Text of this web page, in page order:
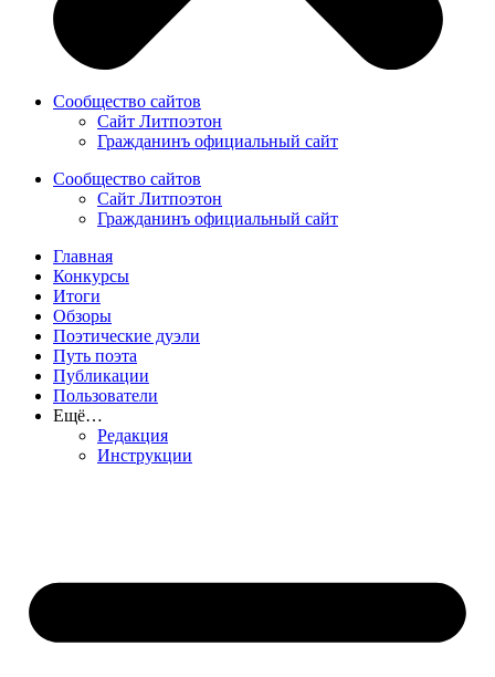
Сообщество сайтов
Сайт Литпоэтон
Гражданинъ официальный сайт
Сообщество сайтов
Сайт Литпоэтон
Гражданинъ официальный сайт
Главная
Конкурсы
Итоги
Обзоры
Поэтические дуэли
Путь поэта
Публикации
Пользователи
Ещё…
Редакция
Инструкции